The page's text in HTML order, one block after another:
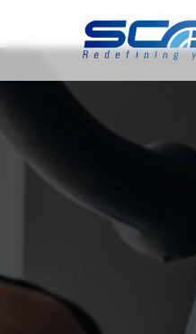
Главная » О нас